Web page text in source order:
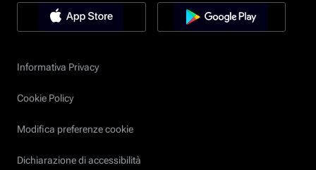
Informativa Privacy
Cookie Policy
Modifica preferenze cookie
Dichiarazione di accessibilità